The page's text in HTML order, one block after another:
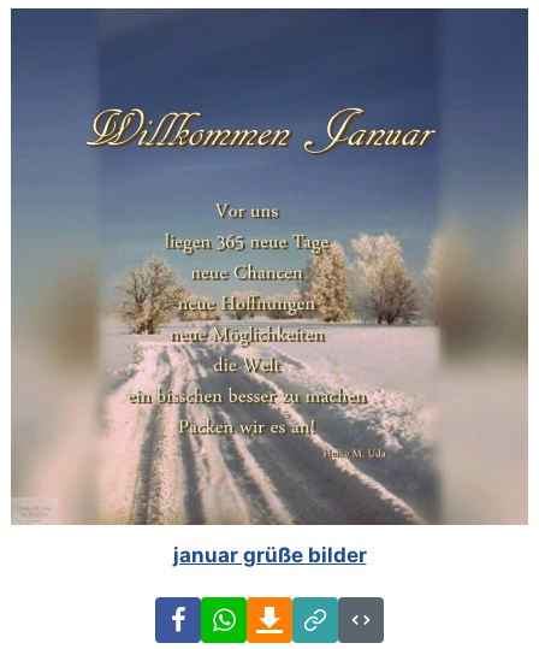
januar grüße bilder
FacebookWhatsAppDownload
Link
Code